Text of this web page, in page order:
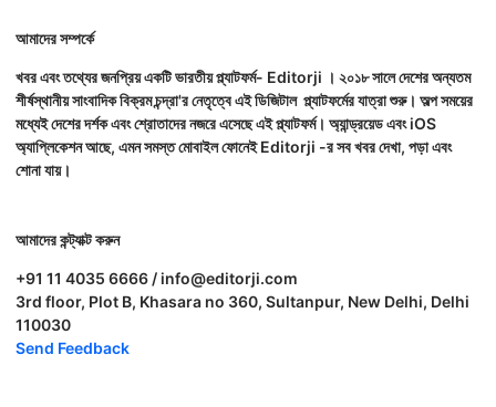
আমাদের সম্পর্কে
খবর এবং তথ্যের জনপ্রিয় একটি ভারতীয় প্ল্যাটফর্ম- Editorji । ২০১৮ সালে দেশের অন্যতম
শীর্ষস্থানীয় সাংবাদিক বিক্রম চন্দ্রা'র নেতৃত্বে এই ডিজিটাল প্ল্যাটফর্মের যাত্রা শুরু। অল্প সময়ের
মধ্যেই দেশের দর্শক এবং শ্রোতাদের নজরে এসেছে এই প্ল্যাটফর্ম। অ্যান্ড্রয়েড এবং iOS
অ্যাপ্লিকেশন আছে, এমন সমস্ত মোবাইল ফোনেই Editorji -র সব খবর দেখা, পড়া এবং
শোনা যায়।
আমাদের কন্ট্যাক্ট করুন
+91 11 4035 6666 / info@editorji.com
3rd floor, Plot B, Khasara no 360, Sultanpur, New Delhi, Delhi
110030
Send Feedback